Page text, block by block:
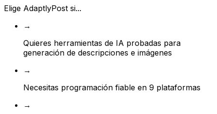
Elige AdaptlyPost si...
→
Quieres herramientas de IA probadas para
generación de descripciones e imágenes
→
Necesitas programación fiable en 9 plataformas
→